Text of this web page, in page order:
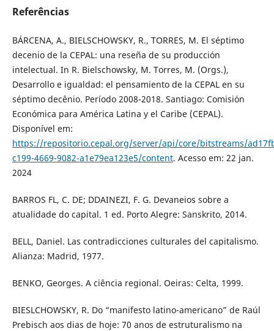
Referências
BÁRCENA, A., BIELSCHOWSKY, R., TORRES, M. El séptimo
decenio de la CEPAL: una reseña de su producción
intelectual. In R. Bielschowsky, M. Torres, M. (Orgs.),
Desarrollo e igualdad: el pensamiento de la CEPAL en su
séptimo decênio. Período 2008-2018. Santiago: Comisión
Económica para América Latina y el Caribe (CEPAL).
Disponível em:
https://repositorio.cepal.org/server/api/core/bitstreams/
c199-4669-9082-a1e79ea123e5/content. Acesso em: 22 jan.
2024
BARROS FL, C. DE; DDAINEZI, F. G. Devaneios sobre a
atualidade do capital. 1 ed. Porto Alegre: Sanskrito, 2014.
BELL, Daniel. Las contradicciones culturales del capitalismo.
Alianza: Madrid, 1977.
BENKO, Georges. A ciência regional. Oeiras: Celta, 1999.
BIESLCHOWSKY, R. Do “manifesto latino-americano” de Raúl
Prebisch aos dias de hoje: 70 anos de estruturalismo na